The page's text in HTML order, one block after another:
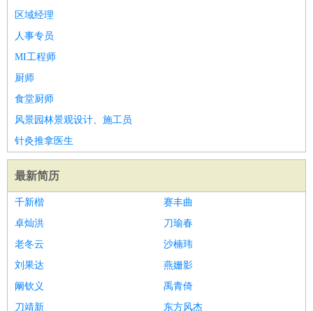
区域经理
人事专员
MI工程师
厨师
食堂厨师
风景园林景观设计、施工员
针灸推拿医生
最新简历
千新楷
赛丰曲
卓灿洪
刀瑜春
老冬云
沙楠玮
刘果达
燕姗影
阚钦义
禹青倚
刀靖新
东方风杰